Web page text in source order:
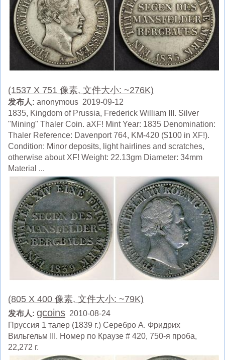
(1537 X 751 像素, 文件大小: ~276K)
发布人: anonymous 2019-09-12
1835, Kingdom of Prussia, Frederick William III. Silver
"Mining" Thaler Coin. aXF! Mint Year: 1835 Denomination:
Thaler Reference: Davenport 764, KM-420 ($100 in XF!).
Condition: Minor deposits, light hairlines and scratches,
otherwise about XF! Weight: 22.13gm Diameter: 34mm
Material ...
(805 X 400 像素, 文件大小: ~79K)
发布人: gcoins 2010-08-24
Пруссия 1 талер (1839 г.) Серебро А. Фридрих
Вильгельм III. Номер по Краузе # 420, 750-я проба,
22,272 г.